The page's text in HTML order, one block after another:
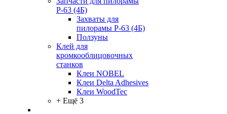
Р-63 (4Б)
Захваты для
пилорамы Р-63 (4Б)
Ползуны
Клей для
кромкооблицовочных
станков
Клеи NOBEL
Клеи Delta Adhesives
Клеи WoodTec
+ Ещё 3